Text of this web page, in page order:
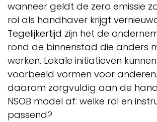
wanneer geldt de zero emissie
rol als handhaver krijgt
Tegelijkertijd zijn het de
rond de binnenstad die anders
werken. Lokale initiatieven
voorbeeld vormen voor
daarom zorgvuldig aan de
NSOB model af: welke rol en
passend?